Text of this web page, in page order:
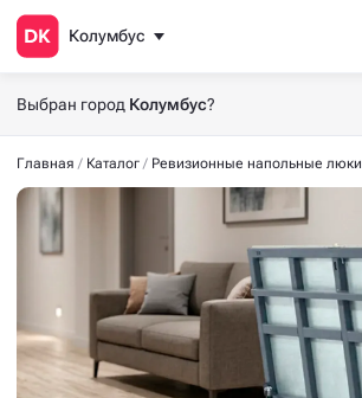
Колумбус
Выбран город Колумбус?
Главная Каталог Ревизионные напольные люки